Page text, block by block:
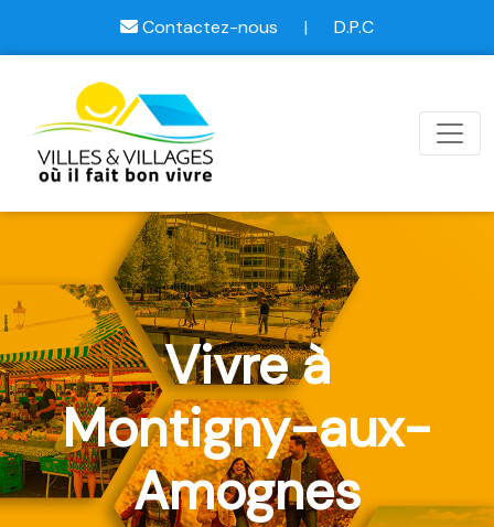
Contactez-nous | D.P.C
Vivre à
Montigny-aux-
Amognes